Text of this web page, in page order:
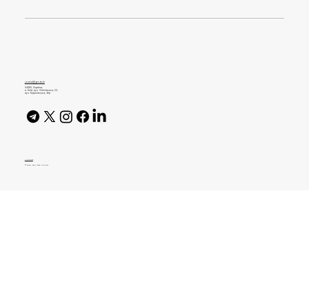
journal@gen.tech
04080, Україна,
м. Київ, вул. Оленівська, 23,​
вул. Кирилівська, 40р
© 2026 High Bar Journal